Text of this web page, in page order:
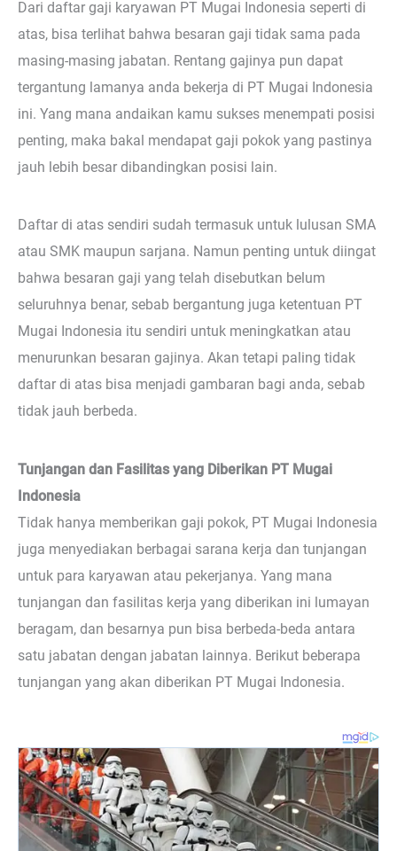
Dari daftar gaji karyawan PT Mugai Indonesia seperti di
atas, bisa terlihat bahwa besaran gaji tidak sama pada
masing-masing jabatan. Rentang gajinya pun dapat
tergantung lamanya anda bekerja di PT Mugai Indonesia
ini. Yang mana andaikan kamu sukses menempati posisi
penting, maka bakal mendapat gaji pokok yang pastinya
jauh lebih besar dibandingkan posisi lain.
Daftar di atas sendiri sudah termasuk untuk lulusan SMA
atau SMK maupun sarjana. Namun penting untuk diingat
bahwa besaran gaji yang telah disebutkan belum
seluruhnya benar, sebab bergantung juga ketentuan PT
Mugai Indonesia itu sendiri untuk meningkatkan atau
menurunkan besaran gajinya. Akan tetapi paling tidak
daftar di atas bisa menjadi gambaran bagi anda, sebab
tidak jauh berbeda.
Tunjangan dan Fasilitas yang Diberikan PT Mugai
Indonesia
Tidak hanya memberikan gaji pokok, PT Mugai Indonesia
juga menyediakan berbagai sarana kerja dan tunjangan
untuk para karyawan atau pekerjanya. Yang mana
tunjangan dan fasilitas kerja yang diberikan ini lumayan
beragam, dan besarnya pun bisa berbeda-beda antara
satu jabatan dengan jabatan lainnya. Berikut beberapa
tunjangan yang akan diberikan PT Mugai Indonesia.